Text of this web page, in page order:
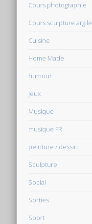
Cours photographie
Cours sculpture argile
Cuisine
Home Made
humour
Jeux
Musique
musique FR
peinture / dessin
Sculpture
Social
Sorties
Sport